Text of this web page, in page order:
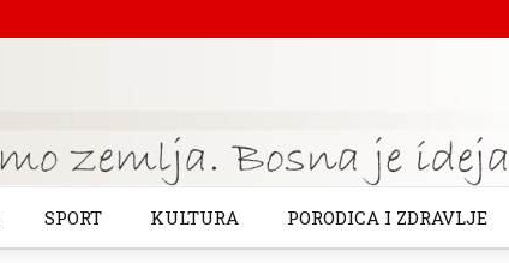
SPORT KULTURA PORODICA I ZDRAVLJE